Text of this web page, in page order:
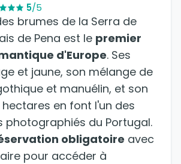
5/5
brumes de la Serra de
de Pena est le premier
d'Europe. Ses
et jaune, son mélange de
et manuélin, et son
en font l'un des
photographiés du Portugal.
obligatoire avec
pour accéder à